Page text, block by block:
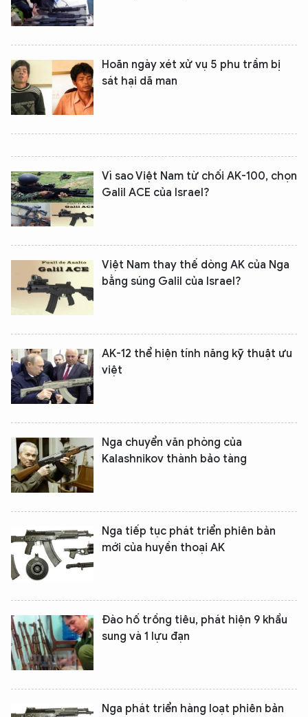
Hoãn ngày xét xử vụ 5 phu trầm bị
sát hại dã man
Vì sao Việt Nam từ chối AK-100, chọn
Galil ACE của Israel?
Việt Nam thay thế dòng AK của Nga
bằng súng Galil của Israel?
AK-12 thể hiện tính năng kỹ thuật ưu
việt
Nga chuyển văn phòng của
Kalashnikov thành bảo tàng
Nga tiếp tục phát triển phiên bản
mới của huyền thoại AK
Đào hố trồng tiêu, phát hiện 9 khẩu
sung và 1 lựu đạn
Nga phát triển hàng loạt phiên bản